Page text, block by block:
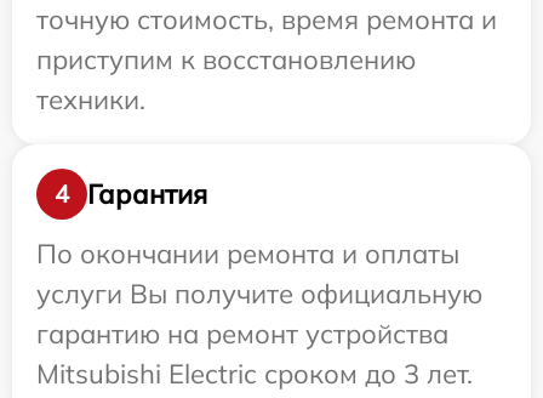
точную стоимость, время ремонта и
приступим к восстановлению
техники.
4
Гарантия
По окончании ремонта и оплаты
услуги Вы получите официальную
гарантию на ремонт устройства
Mitsubishi Electric сроком до 3 лет.